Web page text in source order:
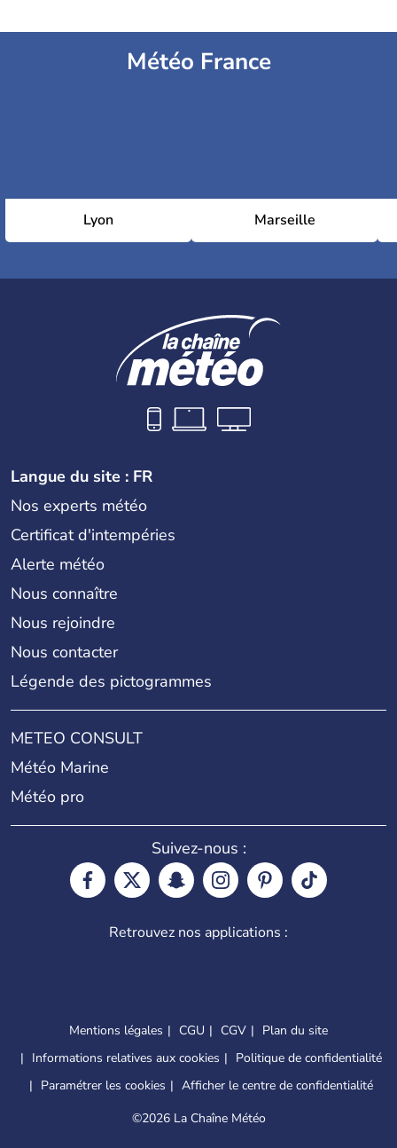
Météo France
Lyon Marseille
Langue du site : FR
Nos experts météo
Certificat d'intempéries
Alerte météo
Nous connaître
Nous rejoindre
Nous contacter
Légende des pictogrammes
METEO CONSULT
Météo Marine
Météo pro
Suivez-nous :
Retrouvez nos applications :
Mentions légales CGU CGV
Plan du site
Informations relatives aux cookies
Politique de confidentialité
Paramétrer les cookies
Afficher le centre de confidentialité
©2026 La Chaîne Météo